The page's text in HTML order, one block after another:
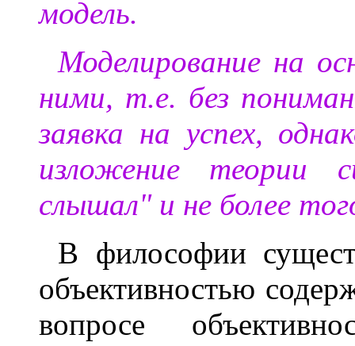
модель.
Моделирование на
ними, т.е. без
заявка на успех,
изложение
слышал" и не более
В философии
объективностью
вопросе